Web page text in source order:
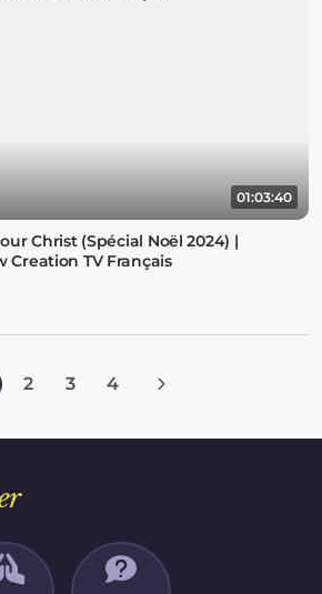
01:03:40
Christ (Spécial Noël 2024) |
Creation TV Français
2 3 4